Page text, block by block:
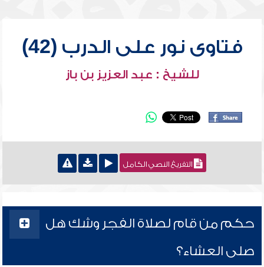
فتاوى نور على الدرب (42)
للشيخ : عبد العزيز بن باز
التفريغ النصي الكامل
حكم من قام لصلاة الفجر وشك هل
صلى العشاء؟